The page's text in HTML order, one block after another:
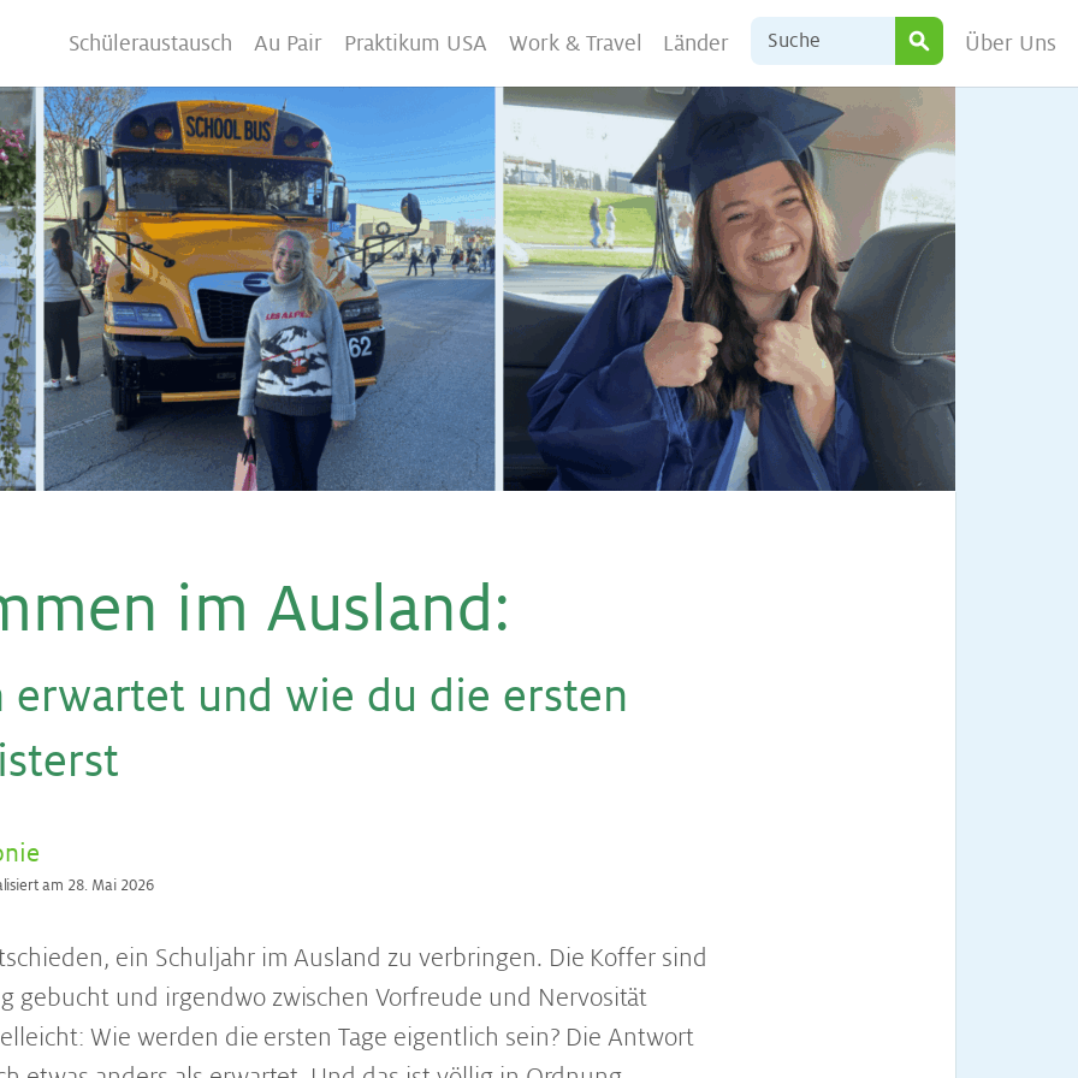
Schüleraustausch Au Pair Praktikum USA Work & Travel Länder Über Uns
im Aus­land :
er­war­tet und wie du die ers­ten
am 28. Mai 2026
ein Schuljahr im Ausland zu verbringen. Die Koffer sind
gebucht und irgendwo zwischen Vorfreude und Nervosität
Wie werden die ersten Tage eigentlich sein? Die Antwort